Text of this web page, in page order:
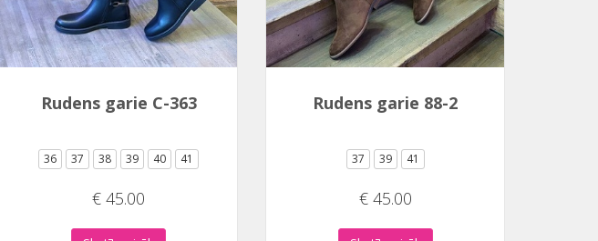
Rudens garie C-363
36 37 38 39 40 41
€ 45.00
Rudens garie 88-2
37 39 41
€ 45.00